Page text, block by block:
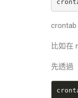
crontab
比如在
先透過